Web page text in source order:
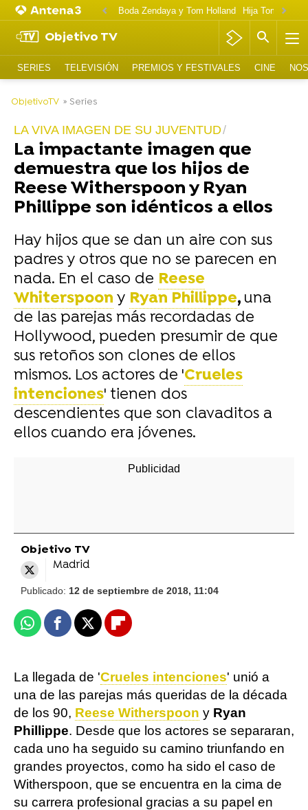
Boda Zendaya y Tom Holland Hija Tom
Objetivo TV
SERIES TELEVISIÓN PREMIOS Y FESTIVALES CINE
ObjetivoTV » Series
LA VIVA IMAGEN DE SU JUVENTUD
La impactante imagen que
demuestra que los hijos de
Reese Witherspoon y Ryan
Phillippe son idénticos a ellos
Hay hijos que se dan un aire con sus
padres y otros que no se parecen en
nada. En el caso de Reese
Whiterspoon y Ryan Phillippe, una
de las parejas más recordadas de
Hollywood, pueden presumir de que
sus retoños son clones de ellos
mismos. Los actores de 'Crueles
intenciones' tienen dos
descendientes que son clavaditos a
ellos cuando era jóvenes.
Objetivo TV
Madrid
Publicado: 12 de septiembre de 2018, 11:04
WhatsappFacebook
X Flipboard
La llegada de 'Crueles intenciones' unió a
una de las parejas más queridas de la década
de los 90, Reese Witherspoon y Ryan
Phillippe. Desde que los actores se separaran,
cada uno ha seguido su camino triunfando en
grandes proyectos, como ha sido el caso de
Witherspoon, que se encuentra en la cima de
su carrera profesional gracias a su papel en